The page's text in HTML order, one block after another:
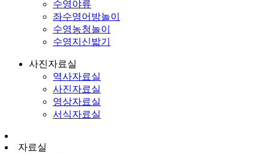
수영야류
좌수영어방놀이
수영농청놀이
수영지신밟기
사진자료실
역사자료실
사진자료실
영상자료실
서식자료실
자료실